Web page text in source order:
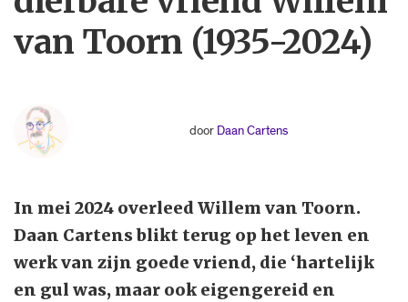
van Toorn (1935-2024)
door Daan Cartens
In mei 2024 overleed Willem van Toorn.
Daan Cartens blikt terug op het leven en
werk van zijn goede vriend, die ‘hartelijk
en gul was, maar ook eigengereid en